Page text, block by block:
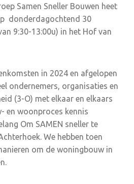
Samen Sneller Bouwen heet
donderdagochtend 30
9:30-13:00u) in het Hof van
in 2024 en afgelopen
ondernemers, organisaties en
(3-O) met elkaar en elkaars
en woonproces kennis
Om SAMEN sneller te
We hebben toen
om de woningbouw in